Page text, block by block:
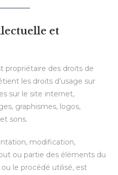
et
propriétaire des droits de
les droits d’usage sur
sur le site internet,
graphismes, logos,
sons.
modification,
ou partie des éléments du
le procédé utilisé, est